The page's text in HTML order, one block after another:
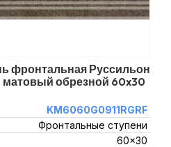
фронтальная Руссильон
обрезной 60x30
KM6060G0911RGRF
Фронтальные ступени
60x30